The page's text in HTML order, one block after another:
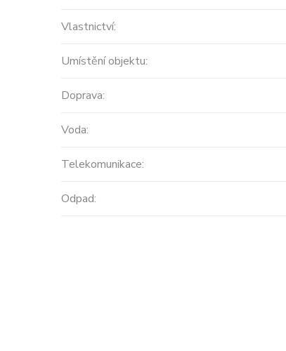
Vlastnictví:
Umístění objektu:
Doprava:
Voda:
Telekomunikace:
Odpad: